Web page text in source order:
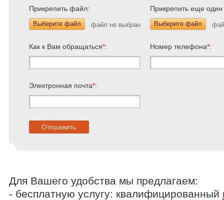
Прикрепить файл:
Выберите файл
Прикрепить еще
Выберите файл
Как к Вам обращаться*: Номер телефона*:
Электронная почта*:
Для Вашего удобства мы предлагаем:
- бесплатную услугу: квалифицированный